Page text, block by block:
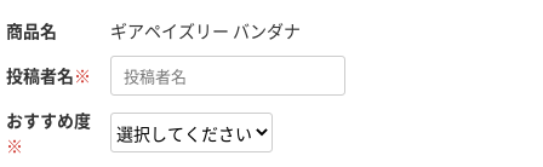
商品名
ギアペイズリー バンダナ
投稿者名※
おすすめ度
※